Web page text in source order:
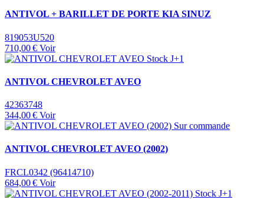
ANTIVOL + BARILLET DE PORTE KIA SINUZ
819053U520
710,00 € Voir
Stock J+1
ANTIVOL CHEVROLET AVEO
42363748
344,00 € Voir
Sur commande
ANTIVOL CHEVROLET AVEO (2002)
FRCL0342 (96414710)
684,00 € Voir
Stock J+1